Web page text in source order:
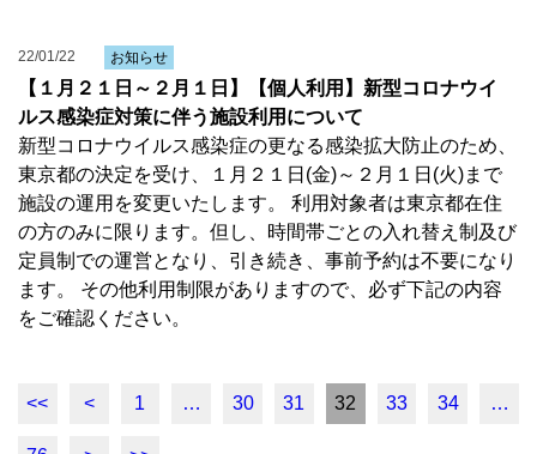
22/01/22 お知らせ
【１月２１日～２月１日】【個人利用】新型コロナウイ
ルス感染症対策に伴う施設利用について
新型コロナウイルス感染症の更なる感染拡大防止のため、
東京都の決定を受け、１月２１日(金)～２月１日(火)まで
施設の運用を変更いたします。 利用対象者は東京都在住
の方のみに限ります。但し、時間帯ごとの入れ替え制及び
定員制での運営となり、引き続き、事前予約は不要になり
ます。 その他利用制限がありますので、必ず下記の内容
をご確認ください。
<< < 1 … 30 31 32 33 34 …